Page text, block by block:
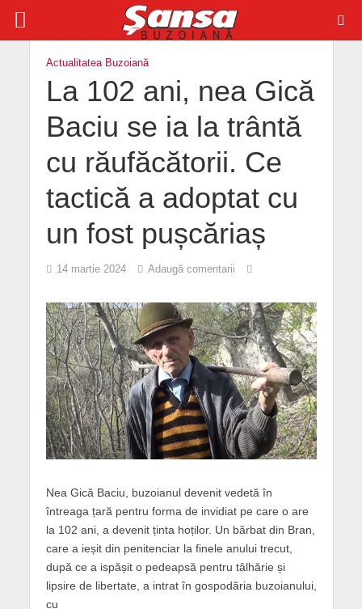
Actualitatea Buzoiană
La 102 ani, nea Gică
Baciu se ia la trântă
cu răufăcătorii. Ce
tactică a adoptat cu
un fost pușcăriaș
14 martie 2024 Adaugă comentarii
Nea Gică Baciu, buzoianul devenit vedetă în
întreaga țară pentru forma de invidiat pe care o are
la 102 ani, a devenit ținta hoților. Un bărbat din Bran,
care a ieșit din penitenciar la finele anului trecut,
după ce a ispășit o pedeapsă pentru tâlhărie și
lipsire de libertate, a intrat în gospodăria buzoianului,
cu